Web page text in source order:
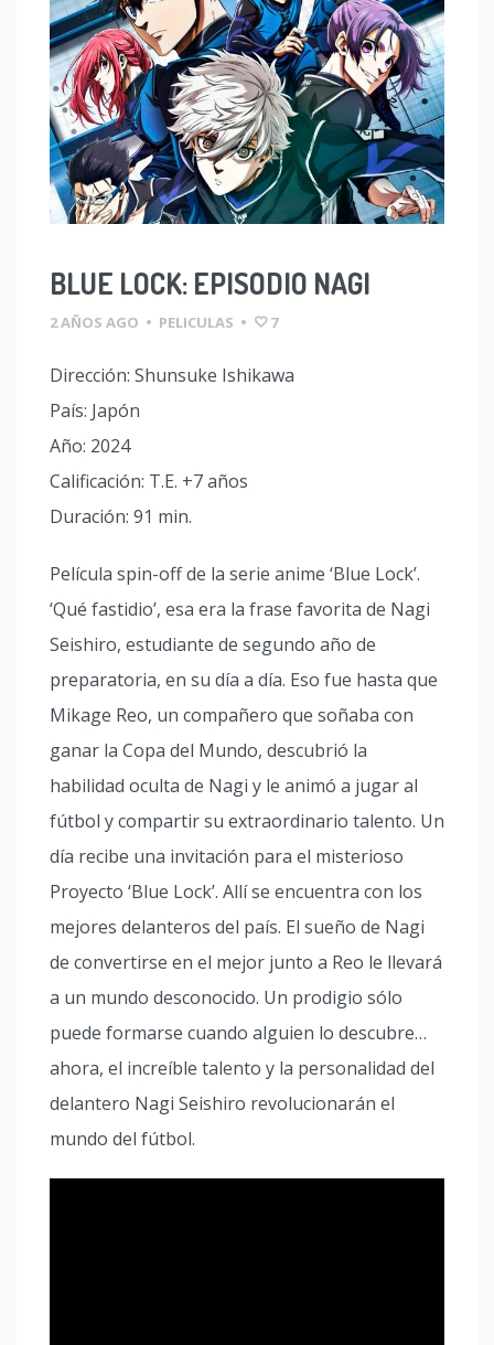
BLUE LOCK: EPISODIO NAGI
2 AÑOS AGO • PELICULAS • 7
Dirección: Shunsuke Ishikawa
País: Japón
Año: 2024
Calificación: T.E. +7 años
Duración: 91 min.
Película spin-off de la serie anime ‘Blue Lock’.
‘Qué fastidio’, esa era la frase favorita de Nagi
Seishiro, estudiante de segundo año de
preparatoria, en su día a día. Eso fue hasta que
Mikage Reo, un compañero que soñaba con
ganar la Copa del Mundo, descubrió la
habilidad oculta de Nagi y le animó a jugar al
fútbol y compartir su extraordinario talento. Un
día recibe una invitación para el misterioso
Proyecto ‘Blue Lock’. Allí se encuentra con los
mejores delanteros del país. El sueño de Nagi
de convertirse en el mejor junto a Reo le llevará
a un mundo desconocido. Un prodigio sólo
puede formarse cuando alguien lo descubre…
ahora, el increíble talento y la personalidad del
delantero Nagi Seishiro revolucionarán el
mundo del fútbol.